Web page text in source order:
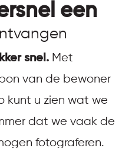
een
snel. Met
van de bewoner
kunt u zien wat we
dat we vaak de
fotograferen.